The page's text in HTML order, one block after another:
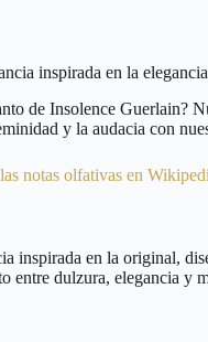
inspirada en la
de Insolence Guerlain?
y la audacia con
las notas olfativas en
inspirada en la original,
dulzura, elegancia y